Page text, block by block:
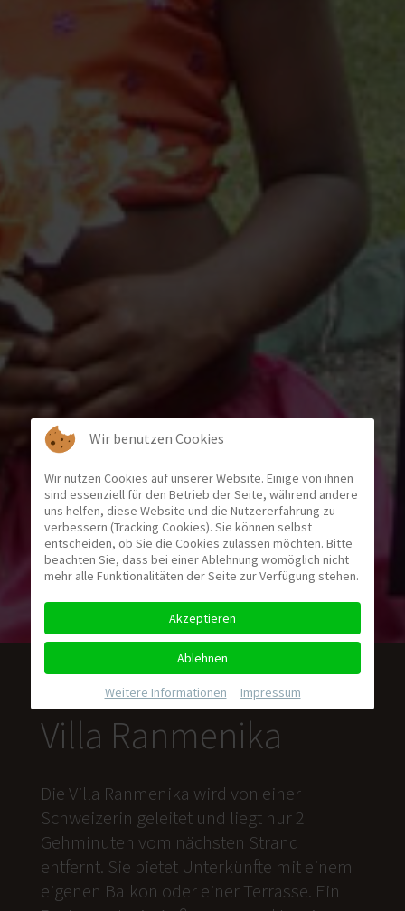
Villa Ranmenika
Die Villa Ranmenika wird von einer
Schweizerin geleitet und liegt nur 2
Gehminuten vom nächsten Strand
entfernt. Sie bietet Unterkünfte mit einem
eigenen Balkon oder einer Terrasse. Ein
Wir benutzen Cookies
Wir nutzen Cookies auf unserer Website. Einige von ihnen
sind essenziell für den Betrieb der Seite, während andere
uns helfen, diese Website und die Nutzererfahrung zu
verbessern (Tracking Cookies). Sie können selbst
entscheiden, ob Sie die Cookies zulassen möchten. Bitte
beachten Sie, dass bei einer Ablehnung womöglich nicht
mehr alle Funktionalitäten der Seite zur Verfügung stehen.
Akzeptieren
Ablehnen
Weitere Informationen Impressum